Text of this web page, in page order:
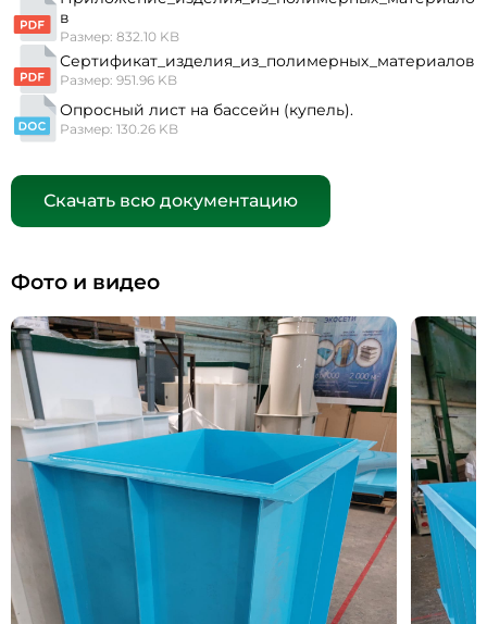
в
Размер: 832.10 KB
Сертификат_изделия_из_полимерных_материалов
Размер: 951.96 KB
Опросный лист на бассейн (купель).
Размер: 130.26 KB
Скачать всю документацию
Фото и видео